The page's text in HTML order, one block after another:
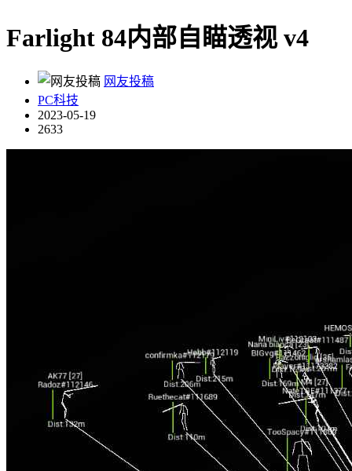
Farlight 84内部自瞄透视 v4
网友投稿
PC科技
2023-05-19
2633